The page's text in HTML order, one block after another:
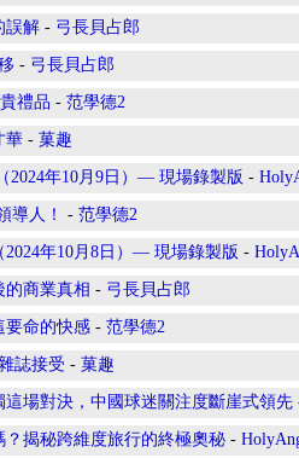
誤解 - 弓長貝占郎
- 弓長貝占郎
禮品 - 范學德2
華 - 菓趣
2024年10月9日）— 現場錄製版 -
導人！ - 范學德2
年10月8日）— 現場錄製版 -
的商業真相 - 弓長貝占郎
要命的快感 - 范學德2
誌接受 - 菓趣
場對決，中國球迷關注度斷崖式領先
揭秘跨維度旅行的終極奧秘 -